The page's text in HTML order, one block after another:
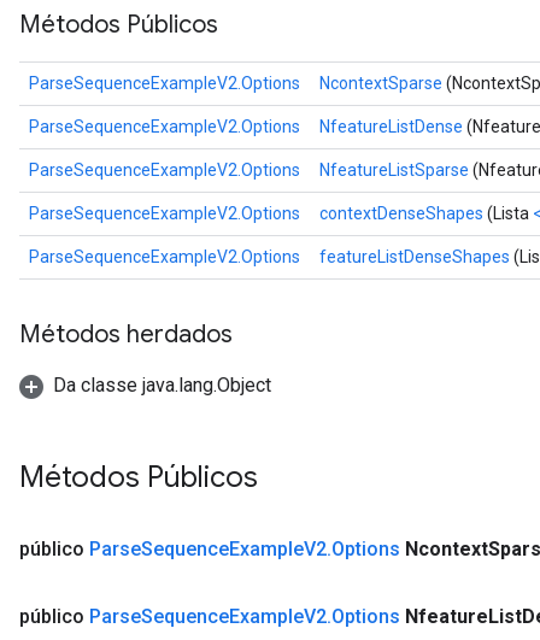
Métodos Públicos
ParseSequenceExampleV2.Options NcontextSparse
ParseSequenceExampleV2.Options NfeatureListDense
ParseSequenceExampleV2.Options NfeatureListSparse
ParseSequenceExampleV2.Options contextDenseShapes (Lista
ParseSequenceExampleV2.Options featureListDenseShapes
Métodos herdados
Da classe java.lang.Object
Métodos Públicos
público ParseSequenceExampleV2.Options Ncontext
público ParseSequenceExampleV2.Options NfeatureList